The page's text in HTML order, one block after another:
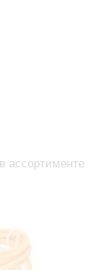
ассортименте